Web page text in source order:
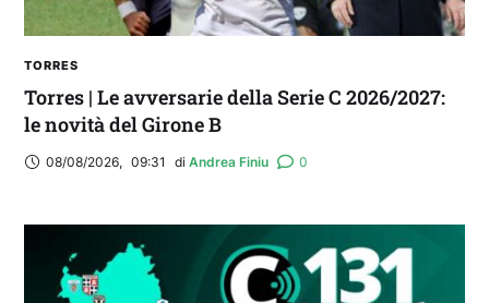
TORRES
Torres | Le avversarie della Serie C 2026/2027:
le novità del Girone B
08/08/2026, 09:31 di Andrea Finiu 0